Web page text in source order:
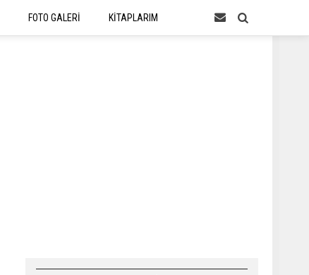
FOTO GALERİ
KİTAPLARIM